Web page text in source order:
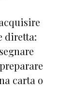
diretta:
carta o